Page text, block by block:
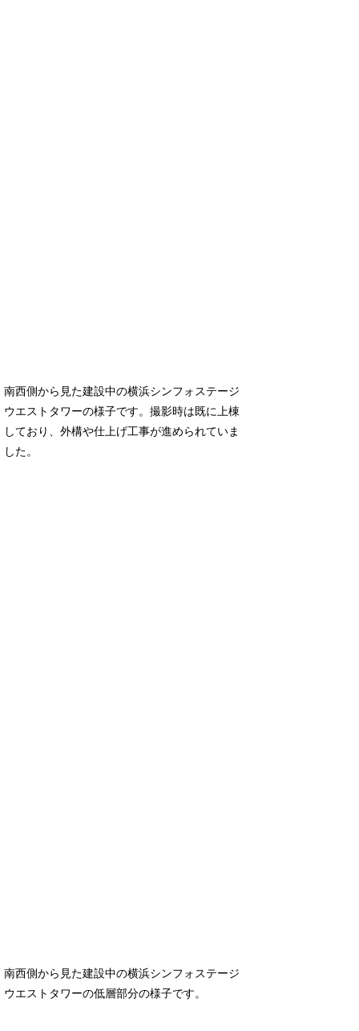
南西側から見た建設中の横浜シンフォステージ
ウエストタワーの様子です。撮影時は既に上棟
しており、外構や仕上げ工事が進められていま
した。
南西側から見た建設中の横浜シンフォステージ
ウエストタワーの低層部分の様子です。